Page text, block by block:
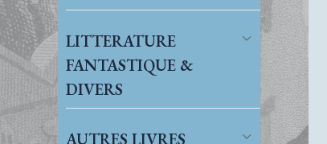
LITTERATURE
FANTASTIQUE &
DIVERS
AUTRES LIVRES